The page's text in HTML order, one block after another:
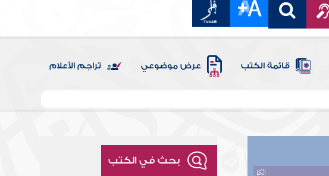
قائمة الكتب عرض موضوعي تراجم الأعلام
بحث في الكتب